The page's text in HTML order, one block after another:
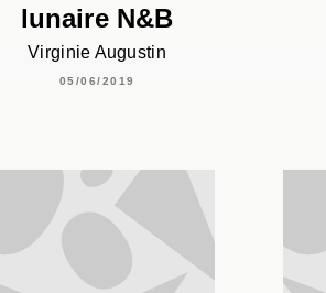
lunaire N&B
Virginie Augustin
05/06/2019